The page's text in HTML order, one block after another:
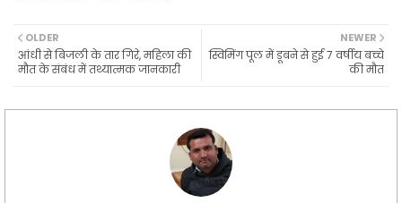
b
o
o
k
A
p
p
r
a
m
e
r
NEWER
स्विमिंग पूल में डूबने से हुई 7 वर्षीय बच्चे
की मौत
OLDER
आंधी से बिजली के तार गिरे, महिला की
मौत के संबंध में तथ्यात्मक जानकारी